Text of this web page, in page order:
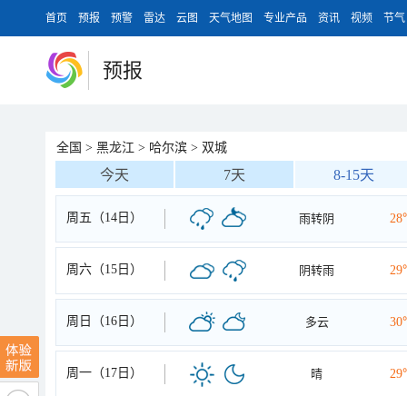
首页 预报 预警 雷达 云图 天气地图 专业产品 资讯 视频 节气
预报
全国 > 黑龙江 > 哈尔滨 > 双城
今天 7天 8-15天
周五（14日） 雨转阴
周六（15日） 阴转雨
周日（16日） 多云
周一（17日） 晴